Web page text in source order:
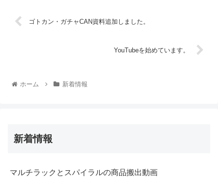
ゴトカン・ガチャCAN資料追加しました。
YouTubeを始めています。
ホーム 新着情報
新着情報
マルチラックとスパイラルの商品搬出動画